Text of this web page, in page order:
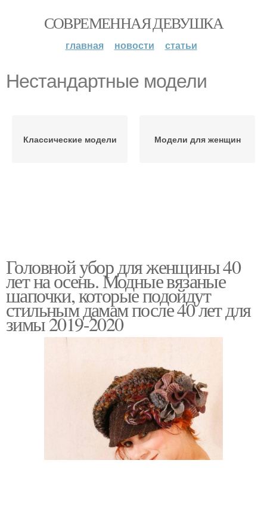
СОВРЕМЕННАЯ ДЕВУШКА
главная новости статьи
Нестандартные модели
Классические модели Модели для женщин
Головной убор для женщины 40
лет на осень. Модные вязаные
шапочки, которые подойдут
стильным дамам после 40 лет для
зимы 2019-2020